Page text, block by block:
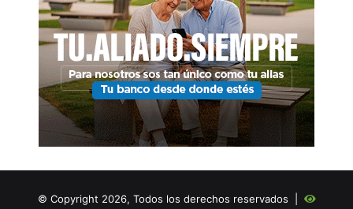
© Copyright 2026, Todos los derechos reservados |